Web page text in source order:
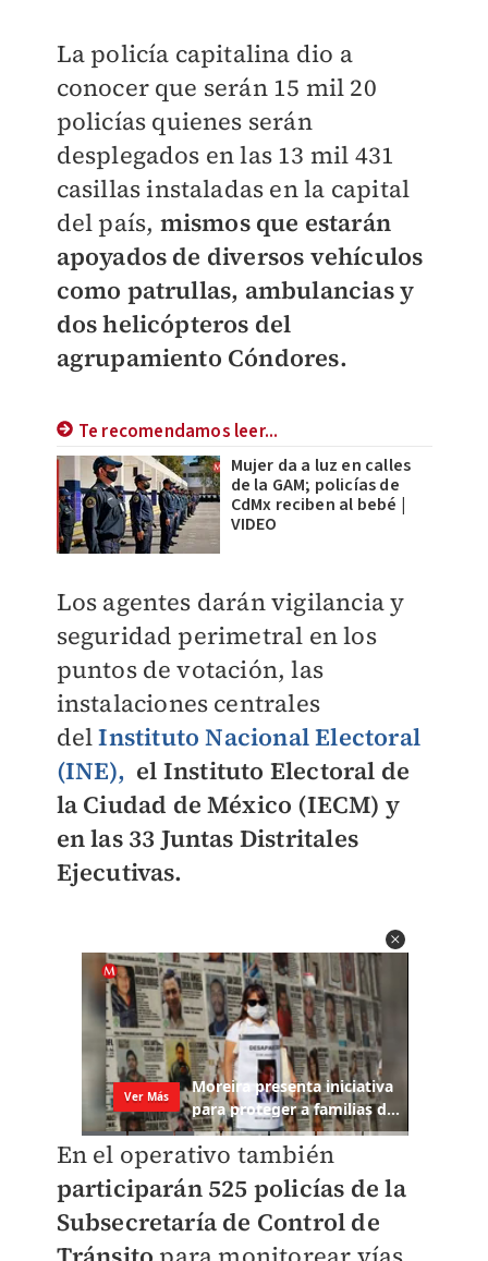
La policía capitalina dio a
conocer que serán 15 mil 20
policías quienes serán
desplegados en las 13 mil 431
casillas instaladas en la capital
del país, mismos que estarán
apoyados de diversos vehículos
como patrullas, ambulancias y
dos helicópteros del
agrupamiento Cóndores.
Te recomendamos leer...
Mujer da a luz en calles
de la GAM; policías de
CdMx reciben al bebé |
VIDEO
Los agentes darán vigilancia y
seguridad perimetral en los
puntos de votación, las
instalaciones centrales
delInstituto Nacional Electoral
(INE), el Instituto Electoral de
la Ciudad de México (IECM) y
en las 33 Juntas Distritales
Ejecutivas.
En el operativo también
participarán 525 policías de la
Subsecretaría de Control de